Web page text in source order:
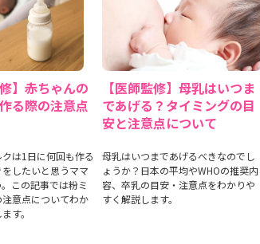
】赤ちゃんの
る際の注意点
は1日に何回も作る
したいと思うママ
この記事では粉ミ
意点についてわか
す。
【医師監修】母乳はいつま
であげる？タイミングの目
安と注意点について
母乳はいつまであげるべきなのでし
ょうか？日本の平均やWHOの推奨内
容、卒乳の目安・注意点をわかりや
すく解説します。